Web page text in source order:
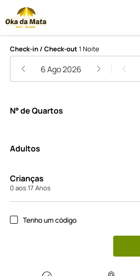
Hotel Pousada Oka
Check-in / Check-out 1 Noite
6 Ago 2026
N° de Quartos
Adultos
Crianças
0 aos 17 Anos
Tenho um código